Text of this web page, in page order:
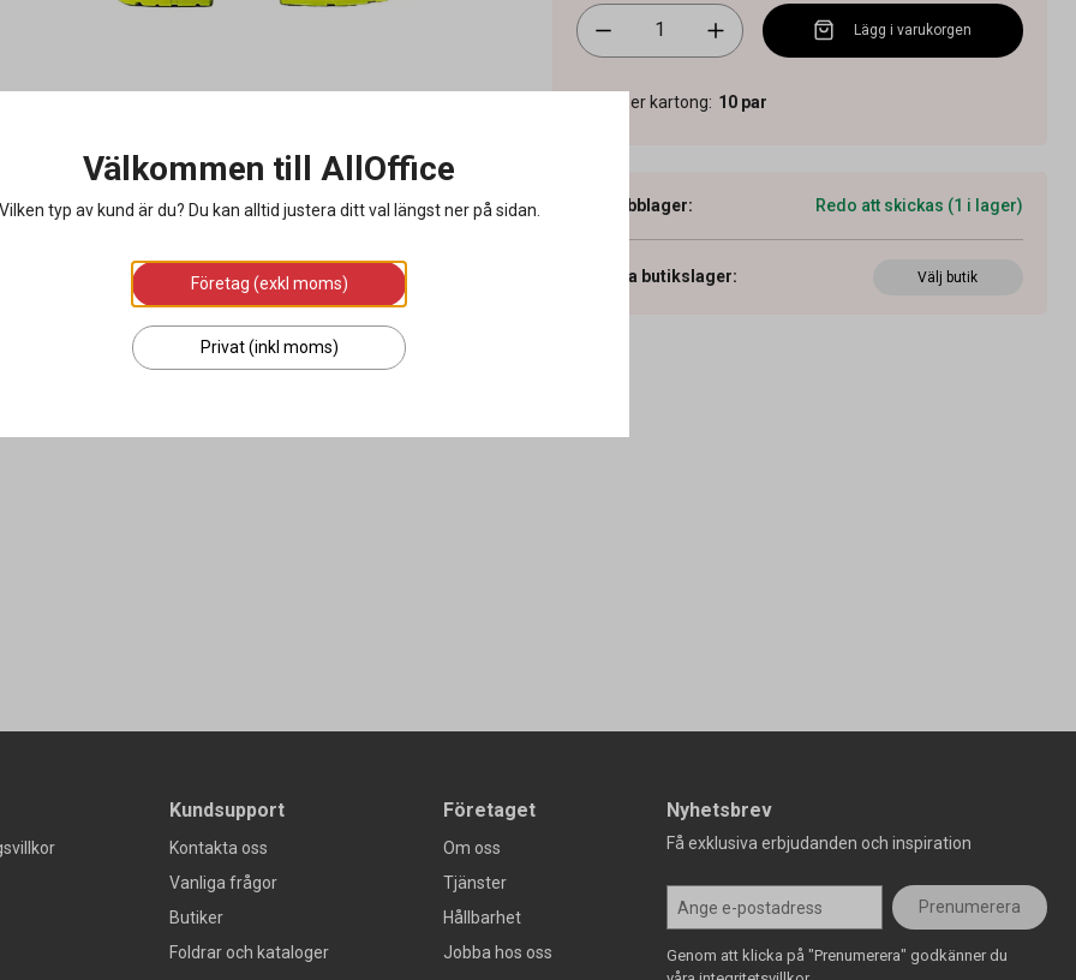
Lägg i varukorgen
Antal per kartong: 10 par
Webblager: Redo att skickas (1 i lager)
Visa butikslager: Välj butik
Kundsupport
Kontakta oss
Vanliga frågor
Butiker
Foldrar och kataloger
Företaget
Om oss
Tjänster
Hållbarhet
Jobba hos oss
Nyhetsbrev
Få exklusiva erbjudanden och inspiration
Prenumerera
Genom att klicka på "Prenumerera" godkänner du
Välkommen till AllOffice
Vilken typ av kund är du? Du kan alltid justera ditt val längst ner på sidan.
Företag (exkl moms)
Privat (inkl moms)